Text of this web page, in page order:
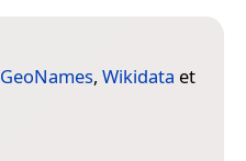
GeoNames, Wikidata et